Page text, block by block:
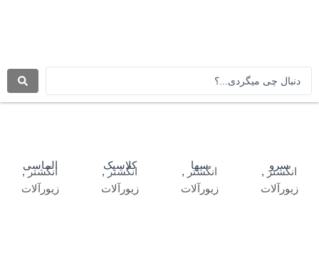
.
سرو
انگشتر ,
زیورآلات
سها
انگشتر ,
زیورآلات
کلاسیک
انگشتر,
زیورآلات
الماسی
انگشتر,
زیورآلات